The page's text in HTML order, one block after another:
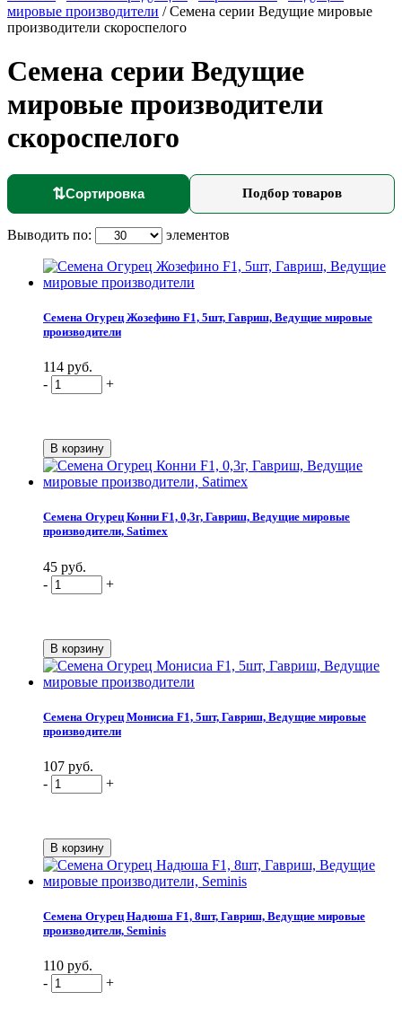
мировые производители /Семена серии Ведущие мировые
производители скороспелого
Семена серии Ведущие
мировые производители
скороспелого
⇅Сортировка Подбор товаров
Выводить по: элементов
Семена Огурец Жозефино F1, 5шт, Гавриш, Ведущие мировые
производители
114 руб.
-
+
Семена Огурец Конни F1, 0,3г, Гавриш, Ведущие мировые
производители, Satimex
45 руб.
-
+
Семена Огурец Монисиа F1, 5шт, Гавриш, Ведущие мировые
производители
107 руб.
-
+
Семена Огурец Надюша F1, 8шт, Гавриш, Ведущие мировые
производители, Seminis
110 руб.
-
+